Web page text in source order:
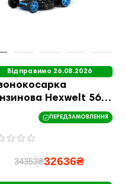
Відправимо 26.08.2026
Hexwelt 56
4,4 кВт з приводом
ПЕРЕДЗАМОВЛЕННЯ
34353₴32636₴